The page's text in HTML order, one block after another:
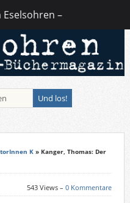
K» Kanger, Thomas: Der
543 Views –0 Kommentare
–